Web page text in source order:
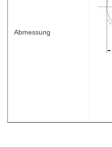
Abmessung